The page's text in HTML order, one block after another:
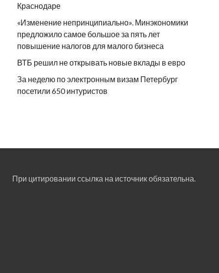
Краснодаре
«Изменение непринципиально». Минэкономики
предложило самое большое за пять лет
повышение налогов для малого бизнеса
ВТБ решил не открывать новые вклады в евро
За неделю по электронным визам Петербург
посетили 650 интуристов
При цитировании ссылка на источник обязательна.